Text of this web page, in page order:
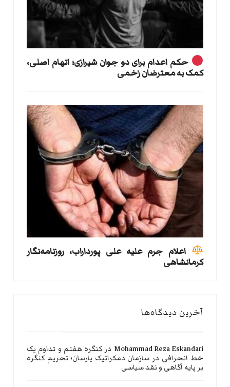
حکم اعدام برای دو جوان شیرازی؛ اتهام اصلی،
کمک به معترضان زخمی
اعلام جرم علیه علی پورداراب، روزنامه‌نگار
کرمانشاهی
آخرین دیدگاه‌ها
Mohammad Reza Eskandari در کنگره هفتم و تداوم یک
خط انحرافی در سازمان دمکراتیک یارسان؛ تحریم کنگره
بر پایه آگاهی و نقد سیاسی